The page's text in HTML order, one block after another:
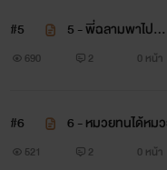
"โดยเฉพาะ
เรื่องราวของสองตระ
งานนี้อาหมวย
#5 5 - พี่ฉลามพาไป...
690 2 0 หน้า
#6 6 - หมวยทนได้หมว
521 2 0 หน้า